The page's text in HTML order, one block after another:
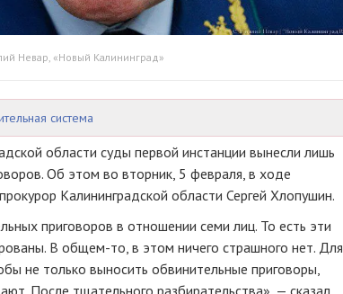
Невар, «Новый Калининград»
система
области суды первой инстанции вынесли лишь
Об этом во вторник, 5 февраля, в ходе
Калининградской области Сергей Хлопушин.
приговоров в отношении семи лиц. То есть эти
В общем-то, в этом ничего страшного нет. Для
не только выносить обвинительные приговоры,
После тщательного разбирательства», — сказал